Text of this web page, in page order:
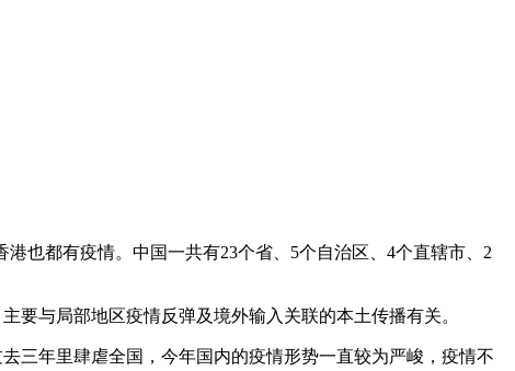
也都有疫情。中国一共有23个省、5个自治区、4个直辖市、2
要与局部地区疫情反弹及境外输入关联的本土传播有关。
三年里肆虐全国，今年国内的疫情形势一直较为严峻，疫情不